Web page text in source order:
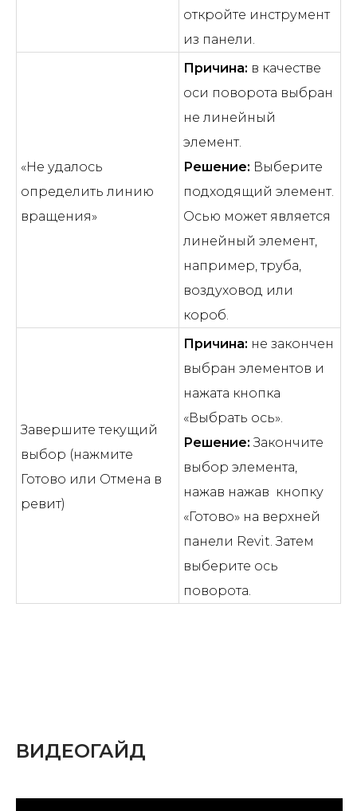
откройте инструмент
из панели.
«Не удалось
определить линию
вращения»
Причина: в качестве
оси поворота выбран
не линейный
элемент.
Решение: Выберите
подходящий элемент.
Осью может является
линейный элемент,
например, труба,
воздуховод или
короб.
Завершите текущий
выбор (нажмите
Готово или Отмена в
ревит)
Причина: не закончен
выбран элементов и
нажата кнопка
«Выбрать ось».
Решение:Закончите
выбор элемента,
нажав нажав кнопку
«Готово» на верхней
панели Revit. Затем
выберите ось
поворота.
ВИДЕОГАЙД